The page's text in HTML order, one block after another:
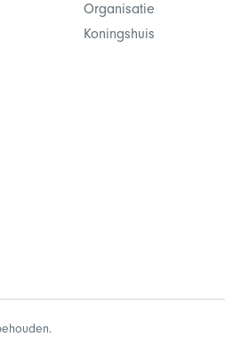
Organisatie
Koningshuis